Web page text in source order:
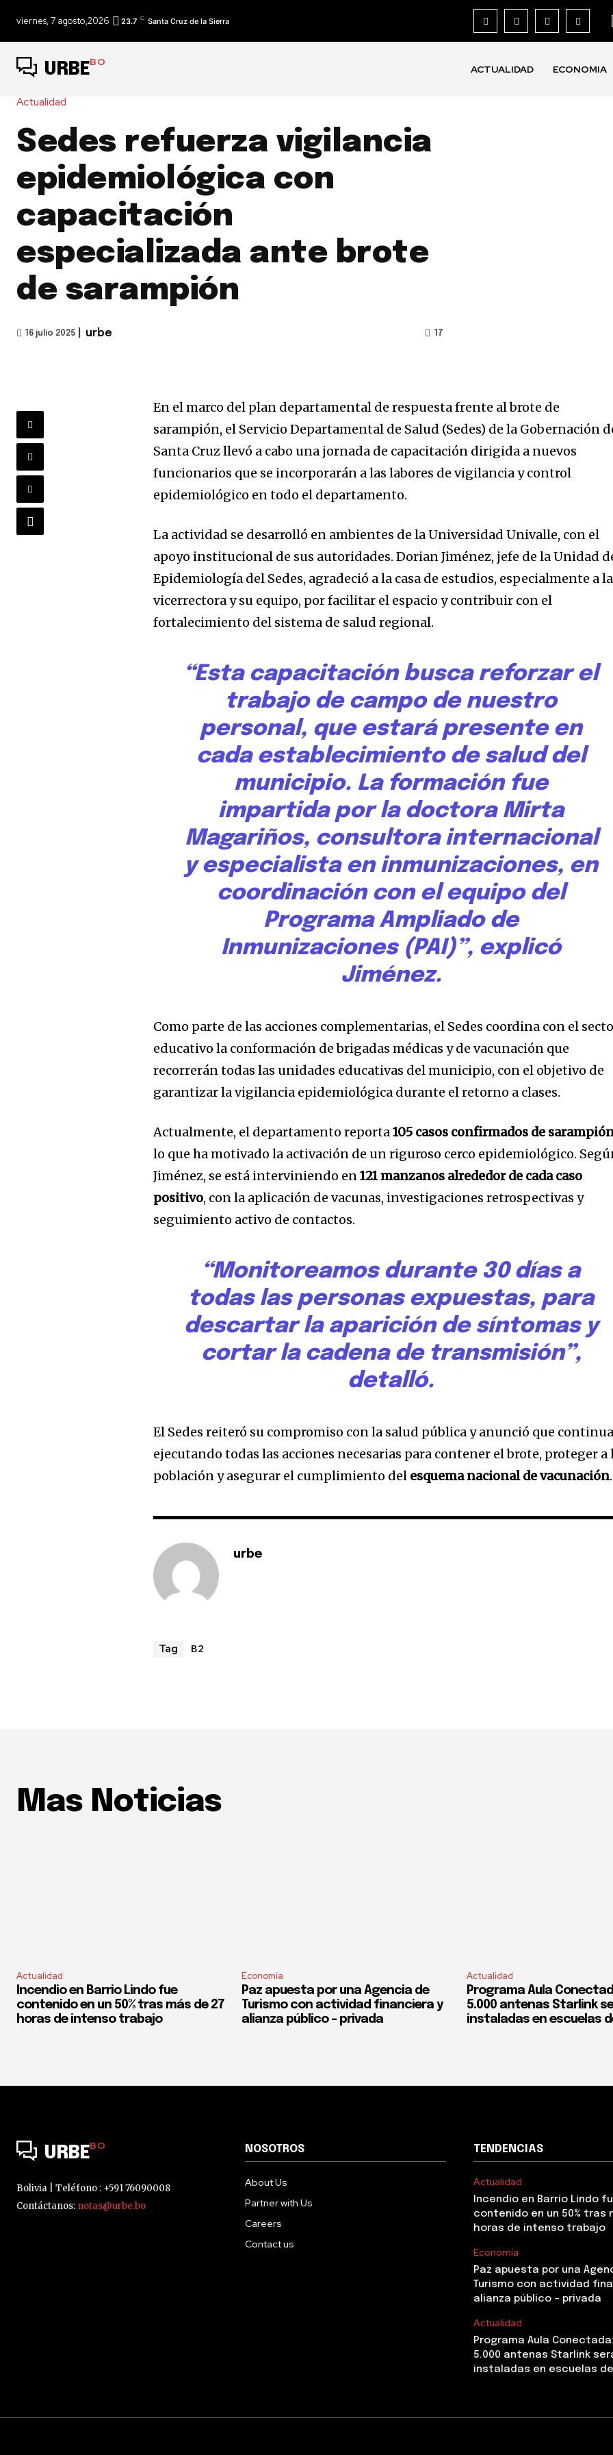
viernes, 7 agosto,2026 23.7 C Santa Cruz de la Sierra
URBEBO
ACTUALIDAD ECONOMIA
Actualidad
Sedes refuerza vigilancia
epidemiológica con
capacitación
especializada ante brote
de sarampión
16 julio 2025 urbe 17
En el marco del plan departamental de respuesta frente al brote de
sarampión, el Servicio Departamental de Salud (Sedes) de la Gobernación
Santa Cruz llevó a cabo una jornada de capacitación dirigida a nuevos
funcionarios que se incorporarán a las labores de vigilancia y control
epidemiológico en todo el departamento.
La actividad se desarrolló en ambientes de la Universidad Univalle, con el
apoyo institucional de sus autoridades. Dorian Jiménez, jefe de la Unidad
Epidemiología del Sedes, agradeció a la casa de estudios, especialmente a la
vicerrectora y su equipo, por facilitar el espacio y contribuir con el
fortalecimiento del sistema de salud regional.
“Esta capacitación busca reforzar el
trabajo de campo de nuestro
personal, que estará presente en
cada establecimiento de salud del
municipio. La formación fue
impartida por la doctora Mirta
Magariños, consultora internacional
y especialista en inmunizaciones, en
coordinación con el equipo del
Programa Ampliado de
Inmunizaciones (PAI)”, explicó
Jiménez.
Como parte de las acciones complementarias, el Sedes coordina con el
educativo la conformación de brigadas médicas y de vacunación que
recorrerán todas las unidades educativas del municipio, con el objetivo de
garantizar la vigilancia epidemiológica durante el retorno a clases.
Actualmente, el departamento reporta105 casos confirmados de
lo que ha motivado la activación de un riguroso cerco epidemiológico.
Jiménez, se está interviniendo en121 manzanos alrededor de cada caso
positivo, con la aplicación de vacunas, investigaciones retrospectivas y
seguimiento activo de contactos.
“Monitoreamos durante 30 días a
todas las personas expuestas, para
descartar la aparición de síntomas y
cortar la cadena de transmisión”,
detalló.
El Sedes reiteró su compromiso con la salud pública y anunció que
ejecutando todas las acciones necesarias para contener el brote, proteger a
población y asegurar el cumplimiento del esquema nacional de vacunación.
urbe
Tag B2
Mas Noticias
Actualidad
Incendio en Barrio Lindo fue
contenido en un 50% tras más de 27
horas de intenso trabajo
Economía
Paz apuesta por una Agencia de
Turismo con actividad financiera y
alianza público – privada
Actualidad
Programa Aula
5.000 antenas Starlink
instaladas en escuelas
URBEBO
Bolivia | Teléfono : +591 76090008
Contáctanos: notas@urbe.bo
NOSOTROS
About Us
Partner with Us
Careers
Contact us
TENDENCIAS
Actualidad
Incendio en Barrio Lindo
contenido en un 50% tras
horas de intenso trabajo
Economía
Paz apuesta por una
Turismo con actividad
alianza público – privada
Actualidad
Programa Aula
5.000 antenas Starlink
instaladas en escuelas